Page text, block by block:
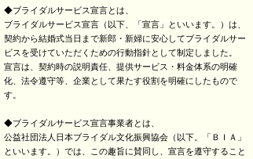
◆ブライダルサービス宣言とは、
ブライダルサービス宣言（以下、「宣言」といいます。）は、
契約から結婚式当日まで新郎・新婦に安心してブライダルサー
ビスを受けていただくための行動指針として制定しました。
宣言は、契約時の説明責任、提供サービス・料金体系の明確
化、法令遵守等、企業として果たす役割を明確にしたもので
す。
◆ブライダルサービス宣言事業者とは、
公益社団法人日本ブライダル文化振興協会（以下。「ＢＩＡ」
といいます。）では、この趣旨に賛同し、宣言を遵守すること